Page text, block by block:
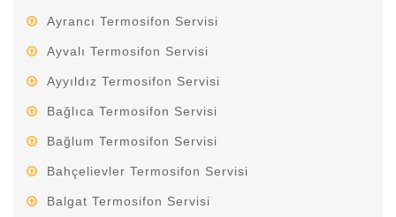
Ayrancı Termosifon Servisi
Ayvalı Termosifon Servisi
Ayyıldız Termosifon Servisi
Bağlıca Termosifon Servisi
Bağlum Termosifon Servisi
Bahçelievler Termosifon Servisi
Balgat Termosifon Servisi